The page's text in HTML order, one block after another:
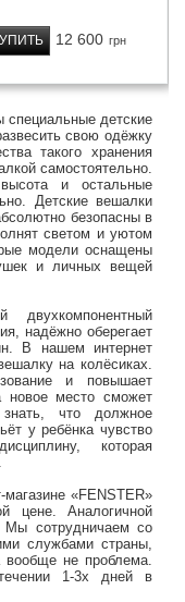
12 600 грн
специальные детские
свою одёжку
такого хранения
самостоятельно.
и остальные
Детские вешалки
безопасны в
светом и уютом
модели оснащены
и личных вещей
двухкомпонентный
надёжно оберегает
В нашем интернет
на колёсиках.
и повышает
новое место сможет
что должное
у ребёнка чувство
которая
«FENSTER»
цене. Аналогичной
Мы сотрудничаем со
службами страны,
вообще не проблема.
1-3х дней в